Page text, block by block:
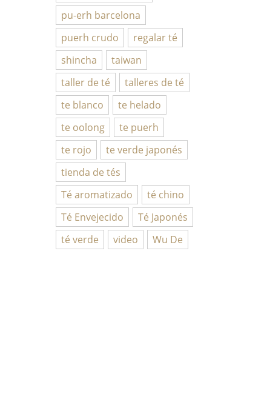
pu-erh barcelona
puerh crudo
regalar té
shincha
taiwan
taller de té
talleres de té
te blanco
te helado
te oolong
te puerh
te rojo
te verde japonés
tienda de tés
Té aromatizado
té chino
Té Envejecido
Té Japonés
té verde
video Wu De